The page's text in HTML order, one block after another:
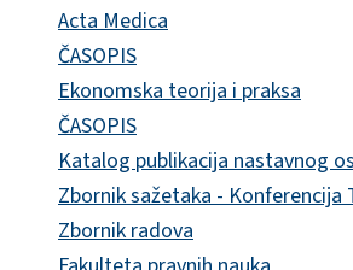
Acta Medica
ČASOPIS
Ekonomska teorija i praksa
ČASOPIS
Katalog publikacija nastavnog
Zbornik sažetaka -
Zbornik radova